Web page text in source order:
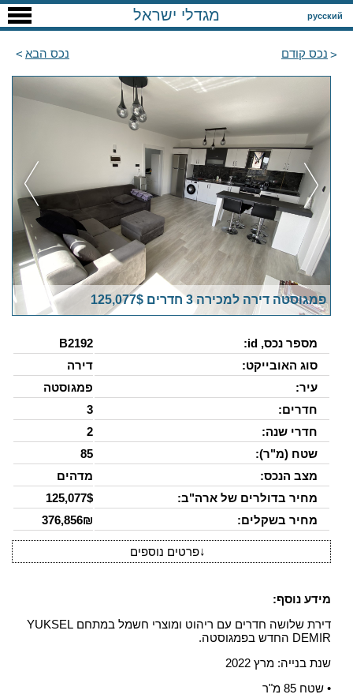
русский מגדלי ישראל
נכס קודם נכס הבא
פמגוסטה דירה למכירה 3 חדרים 125,077$
מספר נכס, id:
B2192
סוג האובייקט:
דירה
עיר:
פמגוסטה
חדרים:
3
חדרי שנה:
2
שטח (מ"ר):
85
מצב הנכס:
מדהים
מחיר בדולרים של ארה"ב:
125,077$
מחיר בשקלים:
376,856₪
↓פרטים נוספים
מידע נוסף:
דירת שלושה חדרים עם ריהוט ומוצרי חשמל במתחם YUKSEL
DEMIR החדש בפמגוסטה.
שנת בנייה: מרץ 2022
• שטח 85 מ"ר